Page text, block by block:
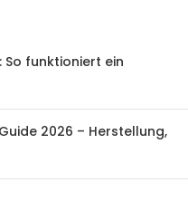
funktioniert ein
2026 – Herstellung,